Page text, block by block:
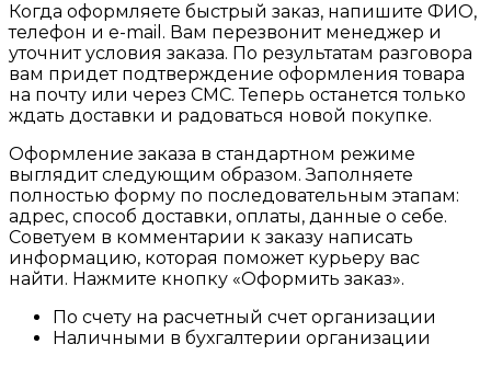
Когда оформляете быстрый заказ, напишите ФИО,
телефон и e-mail. Вам перезвонит менеджер и
уточнит условия заказа. По результатам разговора
вам придет подтверждение оформления товара
на почту или через СМС. Теперь останется только
ждать доставки и радоваться новой покупке.
Оформление заказа в стандартном режиме
выглядит следующим образом. Заполняете
полностью форму по последовательным этапам:
адрес, способ доставки, оплаты, данные о себе.
Советуем в комментарии к заказу написать
информацию, которая поможет курьеру вас
найти. Нажмите кнопку «Оформить заказ».
По счету на расчетный счет организации
Наличными в бухгалтерии организации